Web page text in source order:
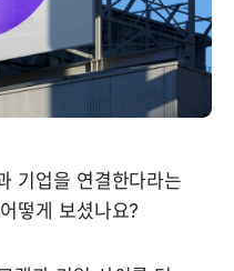
기업을 연결한다라는
떻게 보셨나요?